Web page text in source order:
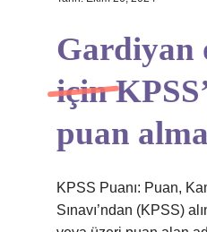
Gardiyan
için
puan
KPSS Puanı: Puan,
Sınavı’ndan (KPSS)